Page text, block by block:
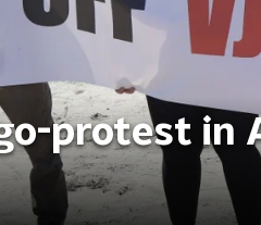
protest in